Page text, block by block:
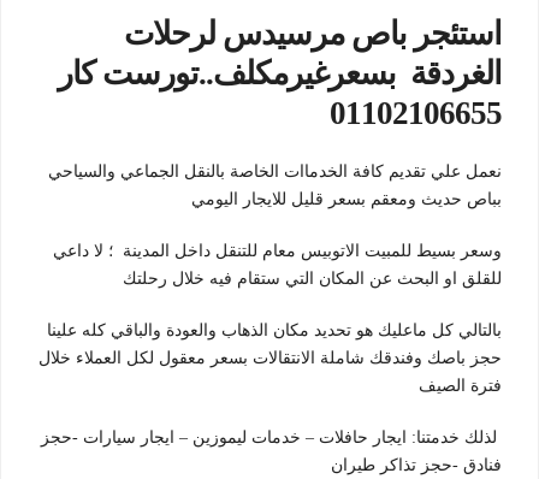
استئجر باص مرسيدس لرحلات
الغردقة بسعرغيرمكلف..تورست كار
01102106655
نعمل علي تقديم كافة الخدماات الخاصة بالنقل الجماعي والسياحي
بباص حديث ومعقم بسعر قليل للايجار اليومي
وسعر بسيط للمبيت الاتوبيس معام للتنقل داخل المدينة ؛ لا داعي
للقلق او البحث عن المكان التي ستقام فيه خلال رحلتك
بالتالي كل ماعليك هو تحديد مكان الذهاب والعودة والباقي كله علينا
حجز باصك وفندقك شاملة الانتقالات بسعر معقول لكل العملاء خلال
فترة الصيف
لذلك خدمتنا: ايجار حافلات – خدمات ليموزين – ايجار سيارات -حجز
فنادق -حجز تذاكر طيران